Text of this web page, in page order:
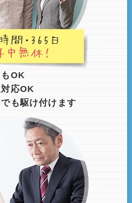
OK
応OK
も駆け付けます